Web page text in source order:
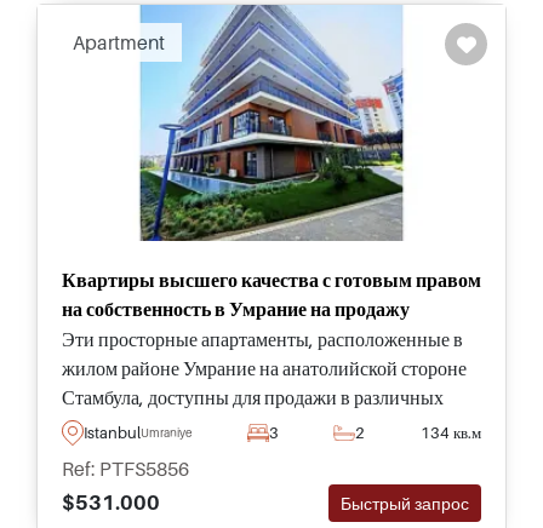
Apartment
Квартиры высшего качества с готовым правом
на собственность в Умрание на продажу
Эти просторные апартаменты, расположенные в
жилом районе Умрание на анатолийской стороне
Стамбула, доступны для продажи в различных
типах и размерах на выбор покупателей -
IstanbulUmraniye 3 2 134 кв.м
Ref: PTFS5856
$531.000
Быстрый запрос